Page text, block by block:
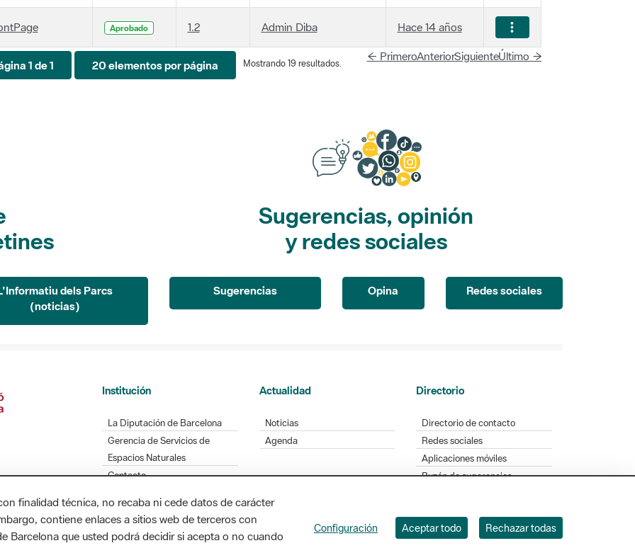
Aprobado 1.2 Admin Diba Hace 14 años
1 de 1 20 elementos por página Mostrando 19 resultados.
← PrimeroAnteriorSiguienteÚltimo →
dels Parcs
(noticias)
Sugerencias, opinión
y redes sociales
Sugerencias Opina Redes sociales
Institución
La Diputación de Barcelona
Gerencia de Servicios de
Espacios Naturales
Contacto
Actualidad
Noticias
Agenda
Directorio
Directorio de contacto
Redes sociales
Aplicaciones móviles
Buzón de sugerencias
Diputación de Barcelona. Edifici Llacuna, 1a planta. Badajoz, 49. 08005 Barcelona. Tel. 934 022 428
finalidad técnica, no recaba ni cede datos de carácter
contiene enlaces a sitios web de terceros con
Barcelona que usted podrá decidir si acepta o no cuando
Configuración Aceptar todo Rechazar todas